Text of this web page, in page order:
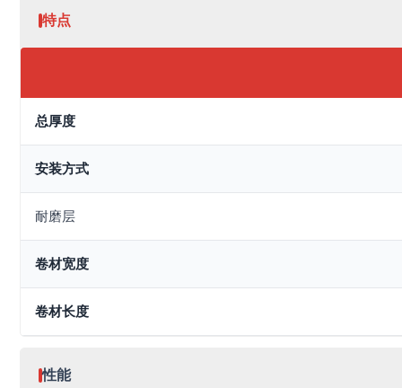
特点
总厚度
安装方式
耐磨层
卷材宽度
卷材长度
性能